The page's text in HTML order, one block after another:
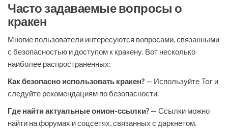
Часто задаваемые вопросы о
кракен
Многие пользователи интересуются вопросами, связанными
с безопасностью и доступом к кракену. Вот несколько
наиболее распространенных:
Как безопасно использовать кракен? — Используйте Tor и
следуйте рекомендациям по безопасности.
Где найти актуальные онион-ссылки? — Ссылки можно
найти на форумах и соцсетях, связанных с даркнетом.